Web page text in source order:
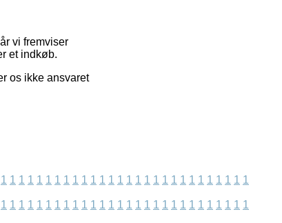
vi fremviser
et indkøb.
os ikke ansvaret
1 1 1 1 1 1 1 1 1 1 1 1 1 1 1 1 1 1 1 1 1 1 1 1 1 1 1 1
1 1 1 1 1 1 1 1 1 1 1 1 1 1 1 1 1 1 1 1 1 1 1 1 1 1 1 1